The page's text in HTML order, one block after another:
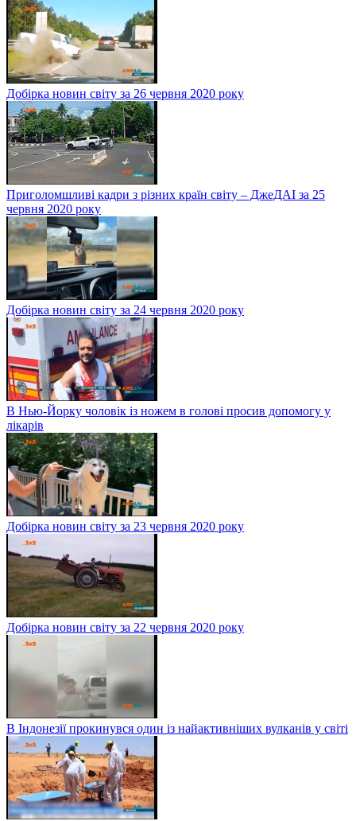
Добірка новин світу за 26 червня 2020 року
Приголомшливі кадри з різних країн світу – ДжеДАІ за 25
червня 2020 року
Добірка новин світу за 24 червня 2020 року
В Нью-Йорку чоловік із ножем в голові просив допомогу у
лікарів
Добірка новин світу за 23 червня 2020 року
Добірка новин світу за 22 червня 2020 року
В Індонезії прокинувся один із найактивніших вулканів у світі